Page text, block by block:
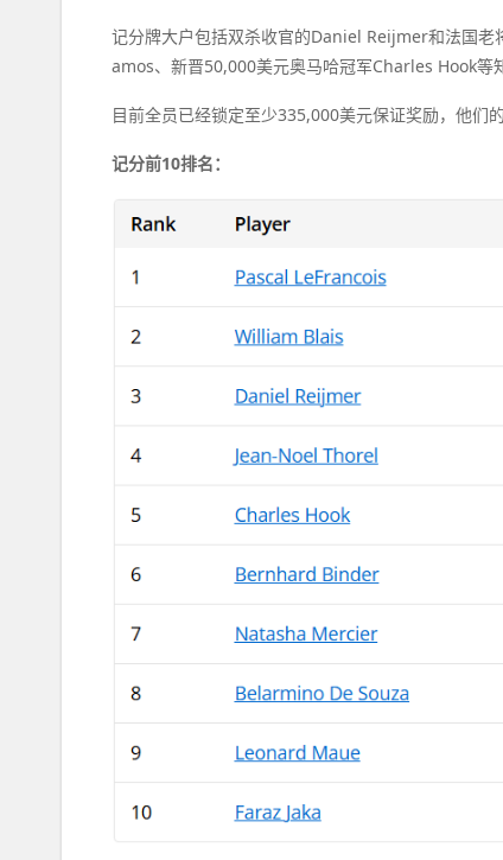
记分牌大户包括双杀收官的Daniel Reijmer和法国
amos、新晋50,000美元奥马哈冠军Charles Hook等
目前全员已经锁定至少335,000美元保证奖励，他们
记分前10排名：